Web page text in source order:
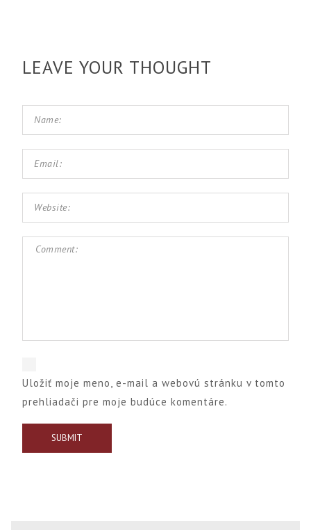
LEAVE YOUR THOUGHT
Uložiť moje meno, e-mail a webovú stránku v tomto
prehliadači pre moje budúce komentáre.